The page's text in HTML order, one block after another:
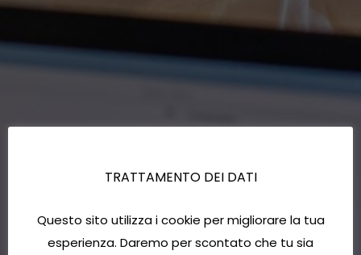
TRATTAMENTO DEI DATI
Questo sito utilizza i cookie per migliorare la tua
esperienza. Daremo per scontato che tu sia